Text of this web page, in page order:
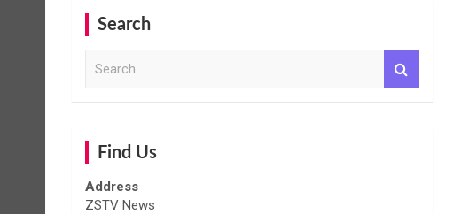
Search
Find Us
Address
ZSTV News